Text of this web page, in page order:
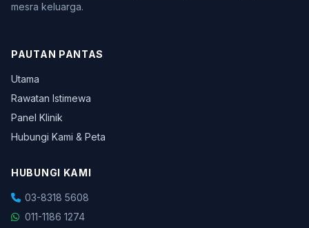
mesra keluarga.
PAUTAN PANTAS
Utama
Rawatan Istimewa
Panel Klinik
Hubungi Kami & Peta
HUBUNGI KAMI
03-8318 5608
011-1186 1274